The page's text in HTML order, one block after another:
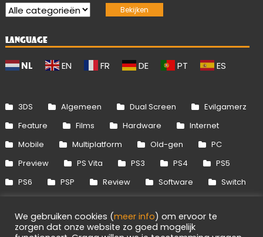
LANGUAGE
NL EN FR DE PT ES
3DS Algemeen Dual Screen
Evilgamerz
Feature
Films Hardware
Internet
Mobile
Multiplatform Old-gen
PC
Preview
PS Vita PS3 PS4
PS5
PS6
PSP Review Software
Switch
Xbox 360
Xbox One Xbox Series
We gebruiken cookies (meer info) om ervoor te
zorgen dat onze website zo goed mogelijk